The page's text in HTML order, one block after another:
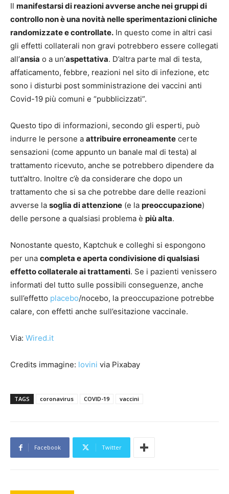
Il manifestarsi di reazioni avverse anche nei gruppi di
controllo non è una novità nelle sperimentazioni cliniche
randomizzate e controllate. In questo come in altri casi
gli effetti collaterali non gravi potrebbero essere collegati
all’ansia o a un’aspettativa. D’altra parte mal di testa,
affaticamento, febbre, reazioni nel sito di infezione, etc
sono i disturbi post somministrazione dei vaccini anti
Covid-19 più comuni e “pubblicizzati”.
Questo tipo di informazioni, secondo gli esperti, può
indurre le persone a attribuire erroneamente certe
sensazioni (come appunto un banale mal di testa) al
trattamento ricevuto, anche se potrebbero dipendere da
tutt’altro. Inoltre c’è da considerare che dopo un
trattamento che si sa che potrebbe dare delle reazioni
avverse la soglia di attenzione (e la preoccupazione)
delle persone a qualsiasi problema è più alta.
Nonostante questo, Kaptchuk e colleghi si espongono
per una completa e aperta condivisione di qualsiasi
effetto collaterale ai trattamenti. Se i pazienti venissero
informati del tutto sulle possibili conseguenze, anche
sull’effetto placebo/nocebo, la preoccupazione potrebbe
calare, con effetti anche sull’esitazione vaccinale.
Via: Wired.it
Credits immagine: lovini via Pixabay
TAGS coronavirus COVID-19 vaccini
Facebook Twitter